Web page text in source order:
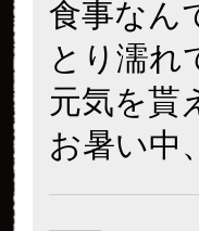
食事なん
とり濡れ
元気を貰
お暑い中